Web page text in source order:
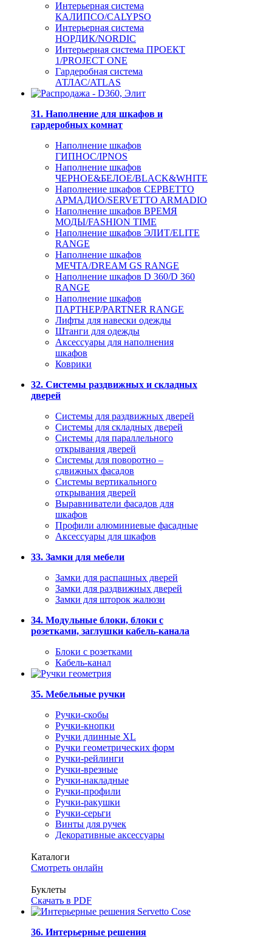
Интерьерная система
КАЛИПСО/CALYPSO
Интерьерная система
НОРДИК/NORDIC
Интерьерная система ПРОЕКТ
1/PROJECT ONE
Гардеробная система
АТЛАС/ATLAS
31. Наполнение для шкафов и
гардеробных комнат
Наполнение шкафов
ГИПНОС/IPNOS
Наполнение шкафов
ЧЕРНОЕ&БЕЛОЕ/BLACK&WHITE
Наполнение шкафов СЕРВЕТТО
АРМАДИО/SERVETTO ARMADIO
Наполнение шкафов ВРЕМЯ
МОДЫ/FASHION TIME
Наполнение шкафов ЭЛИТ/ELITE
RANGE
Наполнение шкафов
МЕЧТА/DREAM GS RANGE
Наполнение шкафов D 360/D 360
RANGE
Наполнение шкафов
ПАРТНЕР/PARTNER RANGE
Лифты для навески одежды
Штанги для одежды
Аксессуары для наполнения
шкафов
Коврики
32. Системы раздвижных и складных
дверей
Системы для раздвижных дверей
Системы для складных дверей
Системы для параллельного
открывания дверей
Системы для поворотно –
сдвижных фасадов
Системы вертикального
открывания дверей
Выравниватели фасадов для
шкафов
Профили алюминиевые фасадные
Аксессуары для шкафов
33. Замки для мебели
Замки для распашных дверей
Замки для раздвижных дверей
Замки для шторок жалюзи
34. Модульные блоки, блоки с
розетками, заглушки кабель-канала
Блоки с розетками
Кабель-канал
35. Мебельные ручки
Ручки-скобы
Ручки-кнопки
Ручки длинные XL
Ручки геометрических форм
Ручки-рейлинги
Ручки-врезные
Ручки-накладные
Ручки-профили
Ручки-ракушки
Ручки-серьги
Винты для ручек
Декоративные аксессуары
Каталоги
Смотреть онлайн
Буклеты
Скачать в PDF
36. Интерьерные решения